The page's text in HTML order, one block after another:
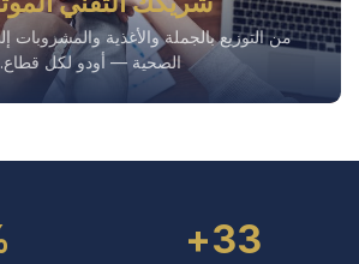
من التوزيع بالجملة والأغذية والمشروبات
الصحية — أودو لكل قطاع.
33+